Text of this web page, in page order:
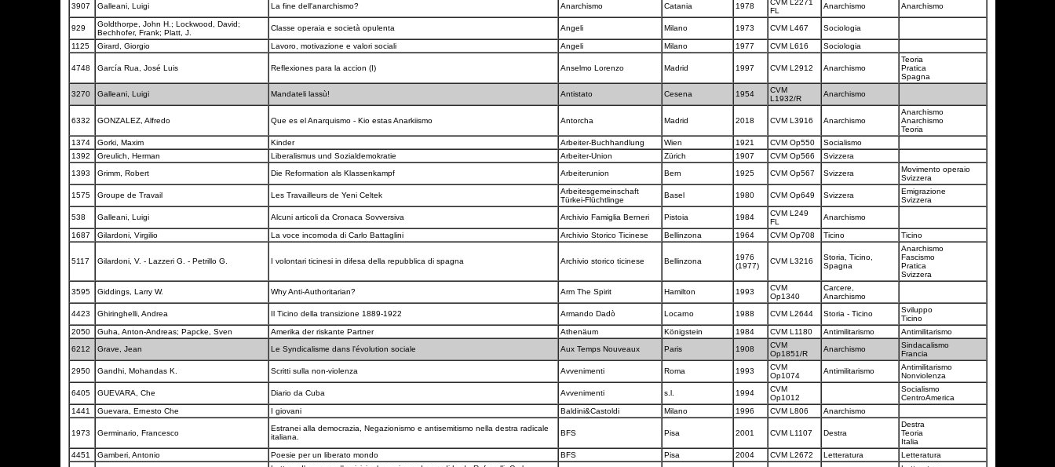
3907 Galleani, Luigi La fine dell'anarchismo? Anarchismo Catania 1978
CVM L2271
FL
Anarchismo Anarchismo
929
Goldthorpe, John H.; Lockwood, David;
Bechhofer, Frank; Platt, J.
Classe operaia e società opulenta Angeli Milano 1973 CVM L467 Sociologia
1125 Girard, Giorgio Lavoro, motivazione e valori sociali Angeli Milano 1977 CVM L616 Sociologia
4748 García Rua, José Luis Reflexiones para la accion (I) Anselmo Lorenzo Madrid 1997 CVM L2912 Anarchismo
Teoria
Pratica
Spagna
3270
Galleani, Luigi Mandateli lassù! Antistato Cesena 1954
CVM
L1932/R
Anarchismo
6332 GONZALEZ, Alfredo Que es el Anarquismo - Kio estas Anarkiismo Antorcha Madrid 2018 CVM L3916 Anarchismo
Anarchismo
Anarchismo
Teoria
1374
Gorki, Maxim Kinder Arbeiter-Buchhandlung Wien 1921 CVM Op550
Socialismo
1392
Greulich, Herman Liberalismus und Sozialdemokratie Arbeiter-Union Zürich 1907 CVM Op566
Svizzera
1393
Grimm, Robert Die Reformation als Klassenkampf Arbeiterunion Bern 1925 CVM Op567 Svizzera
Movimento operaio
Svizzera
1575
Groupe de Travail Les Travailleurs de Yeni Celtek
Arbeitesgemeinschaft
Türkei-Flüchtlinge
Basel 1980 CVM Op649 Svizzera
Emigrazione
Svizzera
538
Galleani, Luigi Alcuni articoli da Cronaca Sovversiva Archivio Famiglia Berneri Pistoia 1984
CVM L249
FL
Anarchismo
1687 Gilardoni, Virgilio La voce incomoda di Carlo Battaglini Archivio Storico Ticinese Bellinzona 1964 CVM Op708 Ticino Ticino
5117 Gilardoni, V. - Lazzeri G. - Petrillo G. I volontari ticinesi in difesa della repubblica di spagna Archivio storico ticinese Bellinzona
1976
(1977)
CVM L3216
Storia, Ticino,
Spagna
Anarchismo
Fascismo
Pratica
Svizzera
3595
Giddings, Larry W. Why Anti-Authoritarian? Arm The Spirit Hamilton 1993
CVM
Op1340
Carcere,
Anarchismo
4423
Ghiringhelli, Andrea Il Ticino della transizione 1889-1922 Armando Dadò Locarno 1988 CVM L2644 Storia - Ticino
Sviluppo
Ticino
2050
Guha, Anton-Andreas; Papcke, Sven Amerika der riskante Partner Athenäum Königstein 1984 CVM L1180 Antimilitarismo
Antimilitarismo
6212
Grave, Jean Le Syndicalisme dans l'évolution sociale Aux Temps Nouveaux Paris 1908
CVM
Op1851/R
Anarchismo
Sindacalismo
Francia
2950
Gandhi, Mohandas K. Scritti sulla non-violenza Avvenimenti Roma 1993
CVM
Op1074
Antimilitarismo
Antimilitarismo
Nonviolenza
6405
GUEVARA, Che Diario da Cuba Avvenimenti s.l. 1994
CVM
Op1012
Socialismo
CentroAmerica
1441
Guevara, Ernesto Che I giovani Baldini&Castoldi Milano 1996 CVM L806 Anarchismo
1973 Germinario, Francesco
Estranei alla democrazia, Negazionismo e antisemitismo nella destra radicale
italiana.
BFS Pisa 2001 CVM L1107 Destra
Destra
Teoria
Italia
4451
Gamberi, Antonio Poesie per un liberato mondo BFS Pisa 2004 CVM L2672 Letteratura
Letteratura